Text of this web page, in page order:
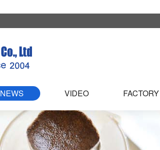
NEWS VIDEO FACTORY